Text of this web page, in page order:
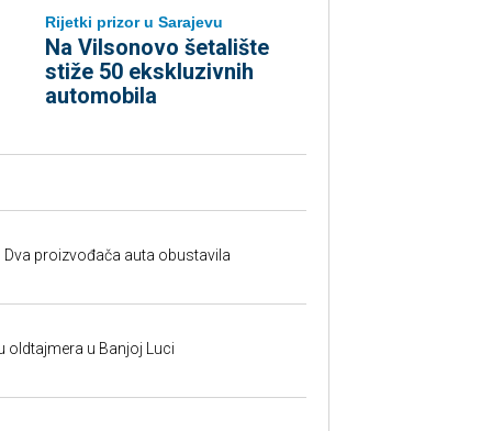
Rijetki prizor u Sarajevu
Na Vilsonovo šetalište
stiže 50 ekskluzivnih
automobila
proizvođača auta obustavila
oldtajmera u Banjoj Luci